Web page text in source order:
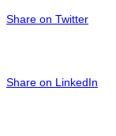
Share on Twitter
Share on LinkedIn